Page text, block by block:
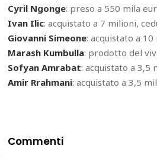
Cyril Ngonge: preso a 550 mila
Ivan Ilic: acquistato a 7 milioni,
Giovanni Simeone: acquistato a
Marash Kumbulla: prodotto del
Sofyan Amrabat: acquistato a 3,5
Amir Rrahmani: acquistato a 3,5
Commenti